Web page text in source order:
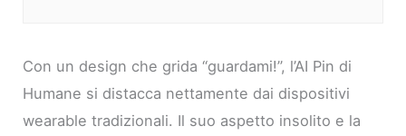
Con un design che grida “guardami!”, l’AI Pin di
Humane si distacca nettamente dai dispositivi
wearable tradizionali. Il suo aspetto insolito e la